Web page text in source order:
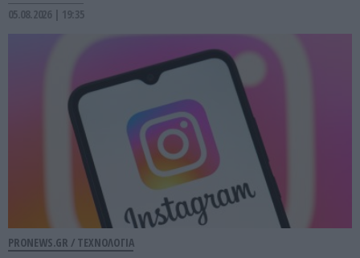
05.08.2026 | 19:35
PRONEWS.GR / ΤΕΧΝΟΛΟΓΙΑ